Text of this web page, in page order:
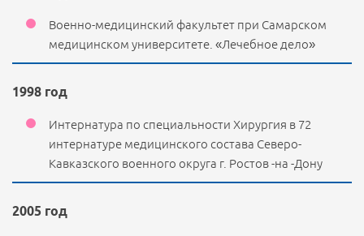
Военно-медицинский факультет при Самарском
медицинском университете. «Лечебное дело»
1998 год
Интернатура по специальности Хирургия в 72
интернатуре медицинского состава Северо-
Кавказского военного округа г. Ростов -на -Дону
2005 год